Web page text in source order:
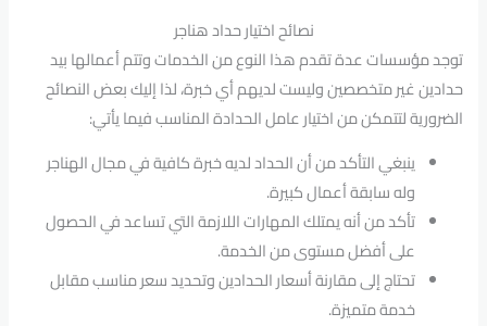
نصائح اختيار حداد هناجر
توجد مؤسسات عدة تقدم هذا النوع من الخدمات وتتم أعمالها بيد
حدادين غير متخصصين وليست لديهم أي خبرة، لذا إليك بعض النصائح
الضرورية لتتمكن من اختيار عامل الحدادة المناسب فيما يأتي:
ينبغي التأكد من أن الحداد لديه خبرة كافية في مجال الهناجر
وله سابقة أعمال كبيرة.
تأكد من أنه يمتلك المهارات اللازمة التي تساعد في الحصول
على أفضل مستوى من الخدمة.
تحتاج إلى مقارنة أسعار الحدادين وتحديد سعر مناسب مقابل
خدمة متميزة.